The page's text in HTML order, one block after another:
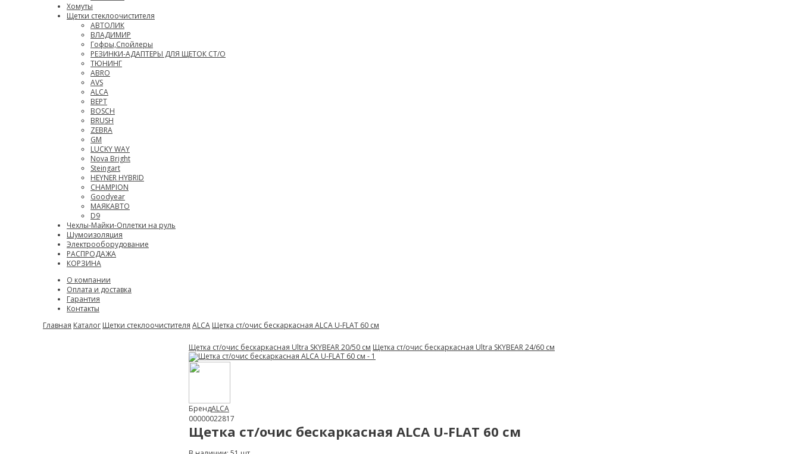
Хомуты
Щетки стеклоочистителя
АВТОЛИК
ВЛАДИМИР
Гофры,Спойлеры
РЕЗИНКИ-АДАПТЕРЫ ДЛЯ ЩЕТОК СТ/О
ТЮНИНГ
АВRO
AVS
ALCA
ВЕРТ
BOSCH
BRUSH
ZEBRA
GM
LUCKY WAY
Nova Bright
Steingart
HEYNER HYBRID
CHAMPION
Goodyear
МАЯКАВТО
D9
Чехлы-Майки-Оплетки на руль
Шумоизоляция
Электрооборудование
РАСПРОДАЖА
КОРЗИНА
О компании
Оплата и доставка
Гарантия
Контакты
Главная Каталог Щетки стеклоочистителя ALCA Щетка ст/очис бескаркасная ALCA U-FLAT 60 см
Щетка ст/очис бескаркасная Ultra SKYBEAR 20/50 см Щетка ст/очис бескаркасная Ultra SKYBEAR 24/60 см
БрендALCA
00000022817
Щетка ст/очис бескаркасная ALCA U-FLAT 60 см